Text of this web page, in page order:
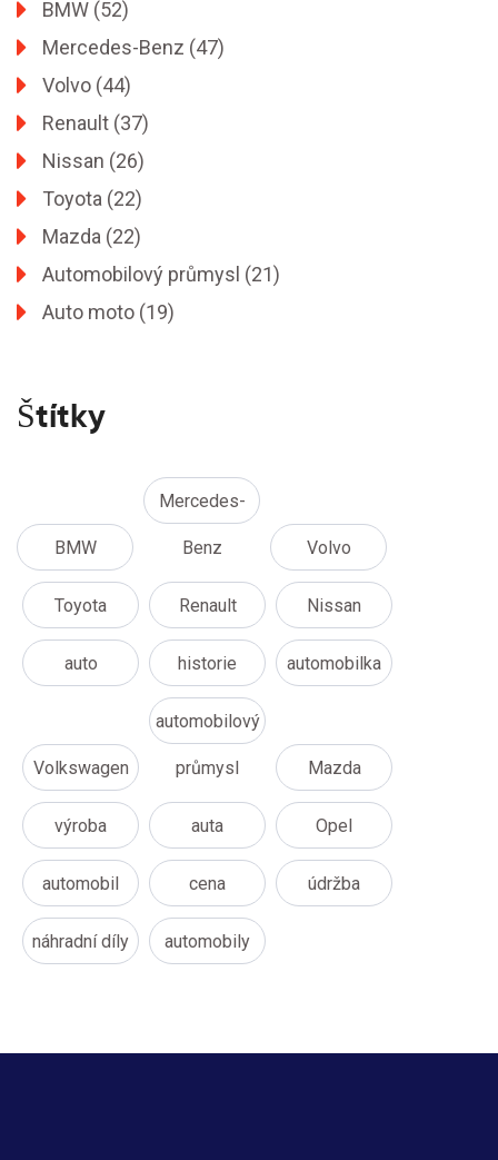
BMW (52)
Mercedes-Benz (47)
Volvo (44)
Renault (37)
Nissan (26)
Toyota (22)
Mazda (22)
Automobilový průmysl (21)
Auto moto (19)
Štítky
BMW
Mercedes-
Benz Volvo
Toyota Renault Nissan
auto historie automobilka
Volkswagen
automobilový
průmysl Mazda
výroba auta Opel
automobil cena údržba
náhradní díly automobily